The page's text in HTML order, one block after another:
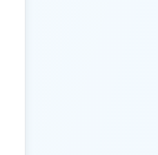
42.92 \,